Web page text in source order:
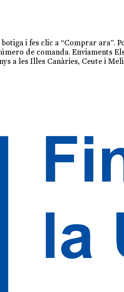
i fes clic a “Comprar ara”.
de comanda. Enviaments
a les Illes Canàries, Ceute i